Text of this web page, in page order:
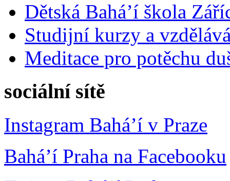
Dětská Bahá’í škola
Studijní kurzy a
Meditace pro potěchu
sociální sítě
Instagram Bahá’í v Praze
Bahá’í Praha na Facebooku